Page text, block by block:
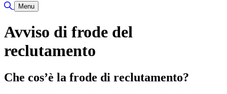
Attiva/disattiva ricerca
Menu
Avviso di frode del
reclutamento
Che cos’è la frode di reclutamento?